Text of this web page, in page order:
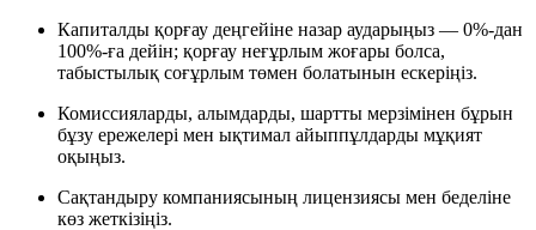
Капиталды қорғау деңгейіне назар аударыңыз — 0%-дан
100%-ға дейін; қорғау неғұрлым жоғары болса,
табыстылық соғұрлым төмен болатынын ескеріңіз.
Комиссияларды, алымдарды, шартты мерзімінен бұрын
бұзу ережелері мен ықтимал айыппұлдарды мұқият
оқыңыз.
Сақтандыру компаниясының лицензиясы мен беделіне
көз жеткізіңіз.